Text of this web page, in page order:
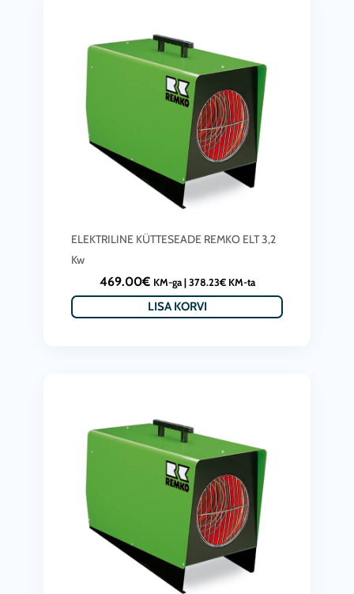
ELEKTRILINE KÜTTESEADE REMKO ELT 3,2
Kw
469.00€ KM-ga | 378.23€KM-ta
LISA KORVI